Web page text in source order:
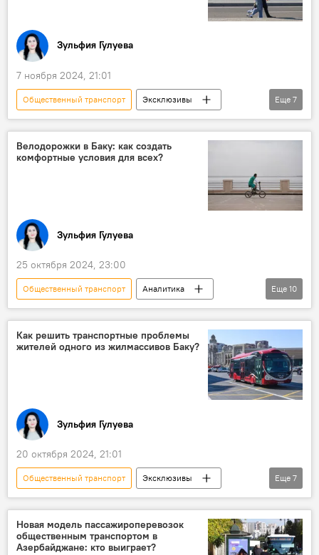
Зульфия Гулуева
7 ноября 2024, 21:01
Общественный транспорт
Эксклюзивы
Азербайджан
Баку
29-я сессия Конференции сторон Рамочной конвенции ООН по изменению климата
ЗАО "Бакинский метрополитен"
Еще 7
Велодорожки в Баку: как создать
комфортные условия для всех?
Зульфия Гулуева
25 октября 2024, 23:00
Общественный транспорт
Аналитика
Азербайджан
Баку
дорожная инфраструктура
Общество
Автобус
мнение
Велодорожка
Архитектура
Еще 10
Как решить транспортные проблемы
жителей одного из жилмассивов Баку?
Зульфия Гулуева
20 октября 2024, 21:01
Общественный транспорт
Эксклюзивы
Азербайджан
Общество
Баку
жилой массив
Автобус
Школа
местные жители
Еще 7
Новая модель пассажироперевозок
общественным транспортом в
Азербайджане: кто выиграет?